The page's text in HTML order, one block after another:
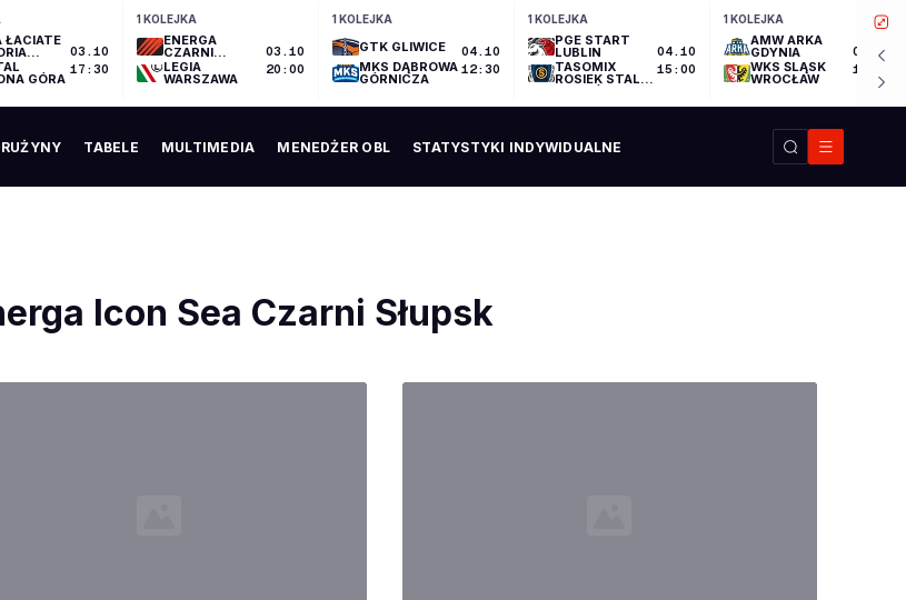
ŁACIATE
GÓRA
03.10
17:30
1 KOLEJKA
ENERGA
CZARNI
SŁUPSK
LEGIA
WARSZAWA
03.10
20:00
1 KOLEJKA
GTK GLIWICE
MKS DĄBROWA
GÓRNICZA
04.10
12:30
1 KOLEJKA
PGE START
LUBLIN
TASOMIX
ROSIEK STAL
WIELKOPOLSKI
04.10
15:00
1 KOLEJKA
AMW ARKA
GDYNIA
WKS ŚLĄSK
WROCŁAW
04.10
17:30
TABELE MULTIMEDIA MENEDŻER OBL STATYSTYKI INDYWIDUALNE
Icon Sea Czarni Słupsk